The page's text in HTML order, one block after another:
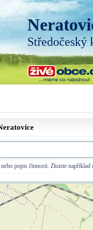
Středočeský
popis činnosti. Zkuste například